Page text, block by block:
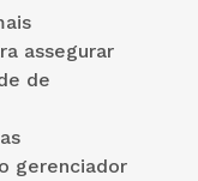
assegurar
de
gerenciador